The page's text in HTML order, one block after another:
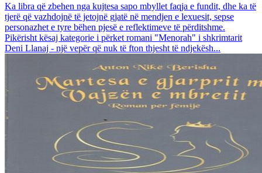
Ka libra që zbehen nga kujtesa sapo mbyllet faqja e fundit, dhe ka të
tjerë që vazhdojnë të jetojnë gjatë në mendjen e lexuesit, sepse
personazhet e tyre bëhen pjesë e reflektimeve të përditshme.
Pikërisht kësaj kategorie i përket romani "Menorah" i shkrimtarit
Deni Llanaj - një vepër që nuk të fton thjesht të ndjekësh...